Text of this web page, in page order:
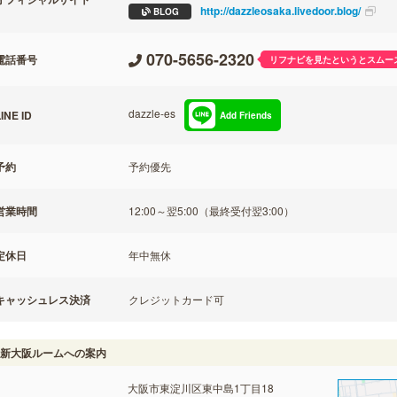
BLOG http://dazzleosaka.livedoor.blog/
話番号 070-5656-2320 リフナビを見たというとスムー
ID dazzle-es Add Friends
約 予約優先
業時間 12:00～翌5:00（最終受付翌3:00）
休日 年中無休
ャッシュレス決済 クレジットカード可
新大阪ルームへの案内
大阪市東淀川区東中島1丁目18